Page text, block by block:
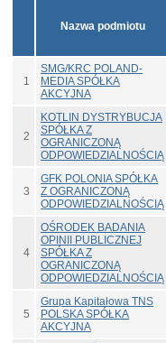
Nazwa podmiotu
1
SMG/KRC POLAND-
MEDIA SPÓŁKA
AKCYJNA
2
KOTLIN DYSTRYBUCJA
SPÓŁKA Z
OGRANICZONĄ
ODPOWIEDZIALNOŚCIĄ
3
GFK POLONIA SPÓŁKA
Z OGRANICZONĄ
ODPOWIEDZIALNOŚCIĄ
4
OŚRODEK BADANIA
OPINII PUBLICZNEJ
SPÓŁKA Z
OGRANICZONĄ
ODPOWIEDZIALNOŚCIĄ
5
Grupa Kapitałowa TNS
POLSKA SPÓŁKA
AKCYJNA